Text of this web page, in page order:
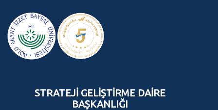
STRATEJİ GELİŞTİRME DAİRE
BAŞKANLIĞI